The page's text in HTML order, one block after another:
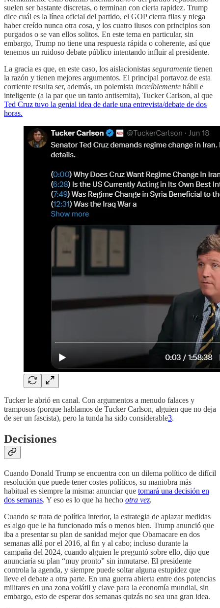
suelen ser bastante discretas, o terminan con cierta rapidez. Trump
dice cuál es la línea oficial del partido, el GOP cierra filas y niega
haber creído nunca otra cosa, y los cuatro ilusos con principios son
purgados o se van ellos solitos. En este tema en particular, sin
embargo, Trump no tiene una respuesta rápida o coherente, así que
tenemos un ruidoso debate público intentando influir al presidente.
La gracia es que, en este caso, los aislacionistas seguramente tienen
la razón y tienen mejores argumentos. El principal portavoz de esta
corriente resulta ser, además, un polemista increíblemente hábil e
inteligente (a la par que un tanto antisemita), Tucker Carlson, al que
Ted Cruz tuvo la genial idea de darle una entrevista/debate de dos
horas.
Tucker le abrió en canal. Con argumentos a menudo falaces y
tramposos (porque hablamos de Tucker Carlson, alguien que no deja
de ser un fascista), pero la tunda ha sido considerable3.
Decisiones
Cuando Donald Trump se encuentra con un dilema político de difícil
resolución que puede tener costes políticos, su maniobra más
habitual es siempre la misma: anunciar que tomará una decisión en
dos semanas. Y eso es lo que ha hecho otra vez.
Cuando se trata de política interior, la estrategia de aplazar medidas
es algo que le ha funcionado más o menos bien. Trump anunció que
iba a presentar su plan de sanidad mejor que Obamacare en dos
semanas allá por el 2016, al fin y al cabo; incluso durante la
campaña del 2024, cuando alguien le preguntó sobre ello, dijo que
anunciaría su plan “muy pronto” sin inmutarse. El presidente
controla la agenda, y siempre puede soltar alguna estupidez que
lleve el debate a otra parte. En una guerra abierta entre dos potencias
militares en una zona volátil y clave para la economía mundial, sin
embargo, esto de esperar dos semanas quizás no sea una gran idea.